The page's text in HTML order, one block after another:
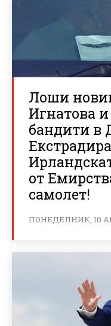
Лоши
Игнатова
бандити в
от
самолет!
ПОНЕДЕЛНИК, 10